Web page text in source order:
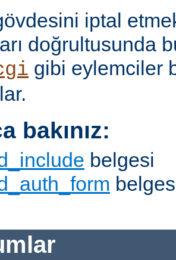
iptal
doğrultusunda
gibi eylemciler
bakınız:
belgesi